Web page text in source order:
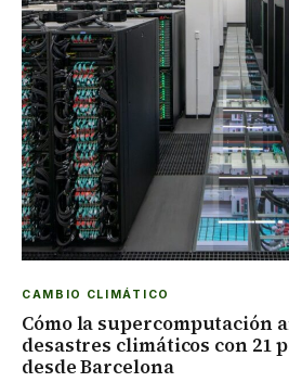
CAMBIO CLIMÁTICO
Cómo la supercomputación
desastres climáticos con 21
desde Barcelona